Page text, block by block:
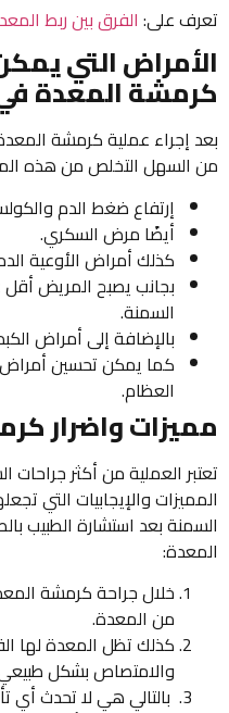
تعرف على: الفرق بين ربط
الأمراض التي
كرمشة المعدة
بعد إجراء عملية كرمشة
من السهل التخلص من هذه
إرتفاع ضغط الدم
أيضًا مرض السكري.
كذلك أمراض الأوعية
بجانب يصبح المريض
السمنة.
بالإضافة إلى أمراض
كما يمكن تحسين
العظام.
مميزات واضرار
تعتبر العملية من أكثر جراحات
المميزات والإيجابيات التي
السمنة بعد استشارة الطبيب
المعدة:
خلال جراحة كرمشة
من المعدة.
كذلك تظل المعدة لها
والامتصاص بشكل
بالتالي هي لا تحدث أي